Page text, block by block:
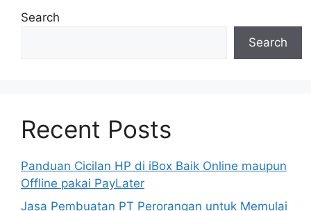
Search
Search
Recent Posts
Panduan Cicilan HP di iBox Baik Online maupun
Offline pakai PayLater
Jasa Pembuatan PT Perorangan untuk Memulai